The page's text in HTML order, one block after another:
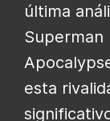
última
esta